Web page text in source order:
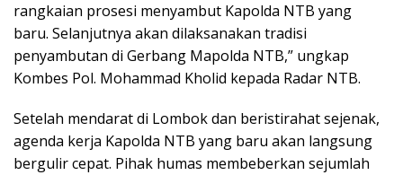
rangkaian prosesi menyambut Kapolda NTB yang
baru. Selanjutnya akan dilaksanakan tradisi
penyambutan di Gerbang Mapolda NTB,” ungkap
Kombes Pol. Mohammad Kholid kepada Radar NTB.
Setelah mendarat di Lombok dan beristirahat sejenak,
agenda kerja Kapolda NTB yang baru akan langsung
bergulir cepat. Pihak humas membeberkan sejumlah